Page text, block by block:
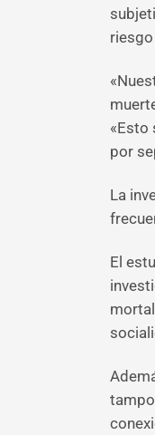
«Esto
por
La
El